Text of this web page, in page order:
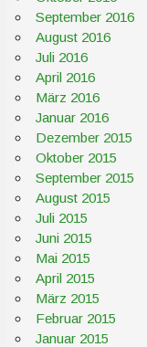
September 2016
August 2016
Juli 2016
April 2016
März 2016
Januar 2016
Dezember 2015
Oktober 2015
September 2015
August 2015
Juli 2015
Juni 2015
Mai 2015
April 2015
März 2015
Februar 2015
Januar 2015